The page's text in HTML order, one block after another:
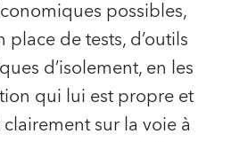
possibles,
de tests, d’outils
d’isolement, en les
qui lui est propre et
sur la voie à